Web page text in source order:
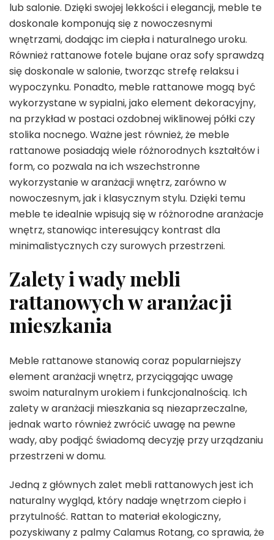
lub salonie. Dzięki swojej lekkości i elegancji, meble te
doskonale komponują się z nowoczesnymi
wnętrzami, dodając im ciepła i naturalnego uroku.
Również rattanowe fotele bujane oraz sofy sprawdzą
się doskonale w salonie, tworząc strefę relaksu i
wypoczynku. Ponadto, meble rattanowe mogą być
wykorzystane w sypialni, jako element dekoracyjny,
na przykład w postaci ozdobnej wiklinowej półki czy
stolika nocnego. Ważne jest również, że meble
rattanowe posiadają wiele różnorodnych kształtów i
form, co pozwala na ich wszechstronne
wykorzystanie w aranżacji wnętrz, zarówno w
nowoczesnym, jak i klasycznym stylu. Dzięki temu
meble te idealnie wpisują się w różnorodne aranżacje
wnętrz, stanowiąc interesujący kontrast dla
minimalistycznych czy surowych przestrzeni.
Zalety i wady mebli
rattanowych w aranżacji
mieszkania
Meble rattanowe stanowią coraz popularniejszy
element aranżacji wnętrz, przyciągając uwagę
swoim naturalnym urokiem i funkcjonalnością. Ich
zalety w aranżacji mieszkania są niezaprzeczalne,
jednak warto również zwrócić uwagę na pewne
wady, aby podjąć świadomą decyzję przy urządzaniu
przestrzeni w domu.
Jedną z głównych zalet mebli rattanowych jest ich
naturalny wygląd, który nadaje wnętrzom ciepło i
przytulność. Rattan to materiał ekologiczny,
pozyskiwany z palmy Calamus Rotang, co sprawia, że